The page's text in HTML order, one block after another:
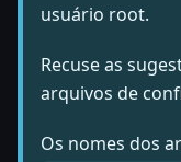
usuário root.
Recuse as
arquivos de
Os nomes dos